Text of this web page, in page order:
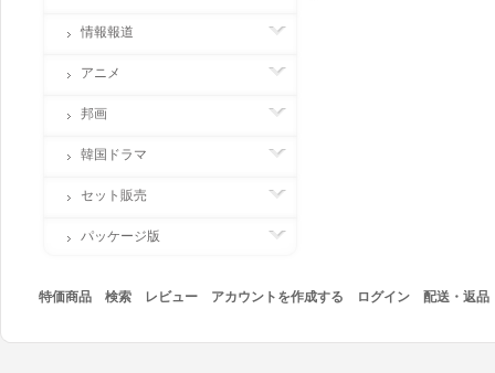
情報報道
アニメ
邦画
韓国ドラマ
セット販売
パッケージ版
特価商品 検索 レビュー アカウントを作成する ログイン 配送・返品